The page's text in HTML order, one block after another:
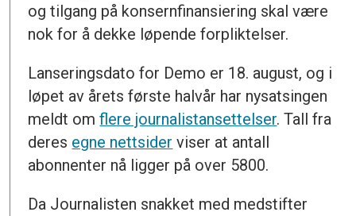
og tilgang på konsernfinansiering skal være
nok for å dekke løpende forpliktelser.
Lanseringsdato for Demo er 18. august, og i
løpet av årets første halvår har nysatsingen
meldt omflere journalistansettelser. Tall fra
deres egne nettsider viser at antall
abonnenter nå ligger på over 5800.
Da Journalisten snakket med medstifter